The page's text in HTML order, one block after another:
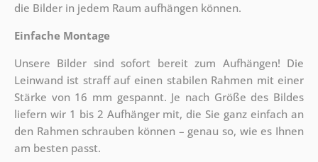
die Bilder in jedem Raum aufhängen können.
Einfache Montage
Unsere Bilder sind sofort bereit zum Aufhängen! Die
Leinwand ist straff auf einen stabilen Rahmen mit einer
Stärke von 16 mm gespannt. Je nach Größe des Bildes
liefern wir 1 bis 2 Aufhänger mit, die Sie ganz einfach an
den Rahmen schrauben können – genau so, wie es Ihnen
am besten passt.